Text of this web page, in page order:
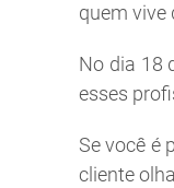
quem vive
No dia 18
esses
Se você é
cliente